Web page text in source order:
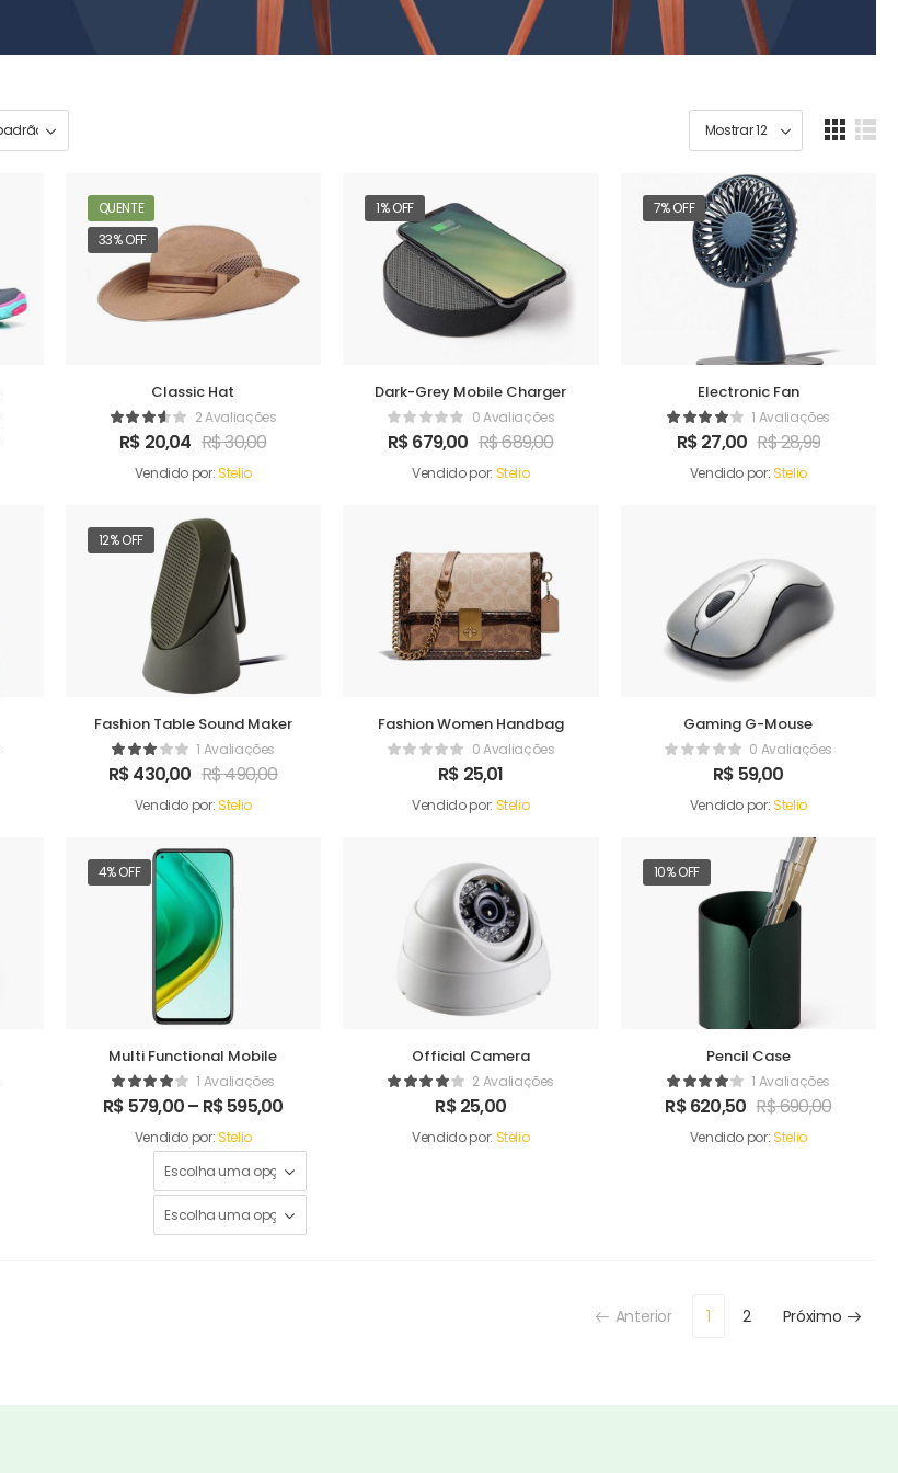
QUENTE
33% OFF
Classic Hat
2 Avaliações
R$ 20,04 R$30,00
Vendido por:Stelio
1% OFF
Dark-Grey Mobile Charger
0 Avaliações
R$679,00 R$689,00
Vendido por: Stelio
7% OFF
Electronic Fan
1 Avaliações
R$27,00 R$28,99
Vendido por:Stelio
12% OFF
Fashion Table Sound Maker
1 Avaliações
R$430,00 R$490,00
Vendido por:Stelio
Fashion Women Handbag
0 Avaliações
R$ 25,01
Vendido por: Stelio
Gaming G-Mouse
0 Avaliações
R$ 59,00
Vendido por:Stelio
4% OFF
Multi Functional Mobile
1 Avaliações
R$ 579,00– R$595,00
Vendido por:Stelio
Official Camera
2 Avaliações
R$25,00
Vendido por: Stelio
10% OFF
Pencil Case
1 Avaliações
R$620,50 R$690,00
Vendido por:Stelio
Anterior 1 2 Próximo